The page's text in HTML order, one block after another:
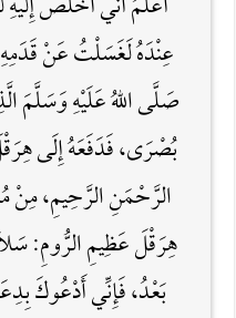
عِنْدَهُ لَغَسَلْتُ عَنْ
صَلَّى اللهُ عَلَيْهِ وَسَلَّمَ
بُصْرَى، فَدَفَعَهُ إِلَى
الرَّحْمَنِ الرَّحِيمِ، مِنْ
هِرَقْلَ عَظِيمِ الرُّومِ:
بَعْدُ، فَإِنِّي أَدْعُوكَ